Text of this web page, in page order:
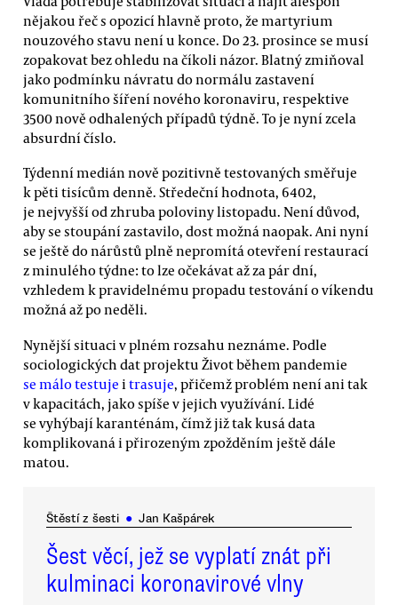
nějakou řeč s opozicí hlavně proto, že martyrium
nouzového stavu není u konce. Do 23. prosince se musí
zopakovat bez ohledu na číkoli názor. Blatný zmiňoval
jako podmínku návratu do normálu zastavení
komunitního šíření nového koronaviru, respektive
3500 nově odhalených případů týdně. To je nyní zcela
absurdní číslo.
Týdenní medián nově pozitivně testovaných směřuje
k pěti tisícům denně. Středeční hodnota, 6402,
je nejvyšší od zhruba poloviny listopadu. Není důvod,
aby se stoupání zastavilo, dost možná naopak. Ani nyní
se ještě do nárůstů plně nepromítá otevření restaurací
z minulého týdne: to lze očekávat až za pár dní,
vzhledem k pravidelnému propadu testování o víkendu
možná až po neděli.
Nynější situaci v plném rozsahu neznáme. Podle
sociologických dat projektu Život během pandemie
se málo testuje i trasuje, přičemž problém není ani tak
v kapacitách, jako spíše v jejich využívání. Lidé
se vyhýbají karanténám, čímž již tak kusá data
komplikovaná i přirozeným zpožděním ještě dále
matou.
Štěstí z šesti ● Jan Kašpárek
Šest věcí, jež se vyplatí znát při
kulminaci koronavirové vlny